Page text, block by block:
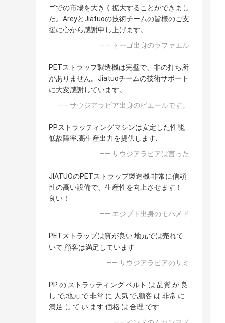
ゴでの市場を大きく拡大することができまし
た。AreyとJiatuoの技術チームの皆様のご支
援に心から感謝申し上げます。
—— トーゴ出身のラファエル
PETストラップ製造機は完璧で、非の打ち所
がありません。Jiatuoチームの技術サポート
に大変感謝しています。
—— サウジアラビア出身のピエールです。
PPストラッティングマシンは安定した性能,
低故障率,高生産出力を提供します.
—— サウジアラビアは言った
JIATUOのPETストラップ製造機 非常に信頼
性の高い設備で、生産性を向上させます！
良い！
—— エジプト出身のモハメド
PETストラップは質が良い 地元では売れて
いて 顧客は満足しています
—— サウジアラビアのサミ
PP の ストラッティング ベルト は 品質 が 良
し で,地元 で 非常 に 人気 で,顧客 は 非常 に
満足 し て い ます.価格 は 合理 です.